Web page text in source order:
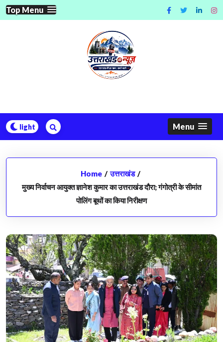
Skip
to
Top Menu
Menu
Home / उत्तराखंड /
मुख्य निर्वाचन आयुक्त ज्ञानेश कुमार का उत्तराखंड दौरा; गंगोत्री के सीमांत
पोलिंग बूथों का किया निरीक्षण